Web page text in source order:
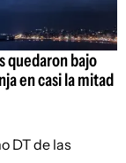
quedaron bajo
en casi la mitad